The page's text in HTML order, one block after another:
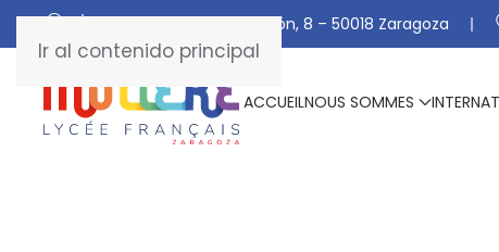
Ir al contenido principal
C/ De Manuel Marraco Ramón, 8 – 50018 Zaragoza
ACCUEILNOUS SOMMES